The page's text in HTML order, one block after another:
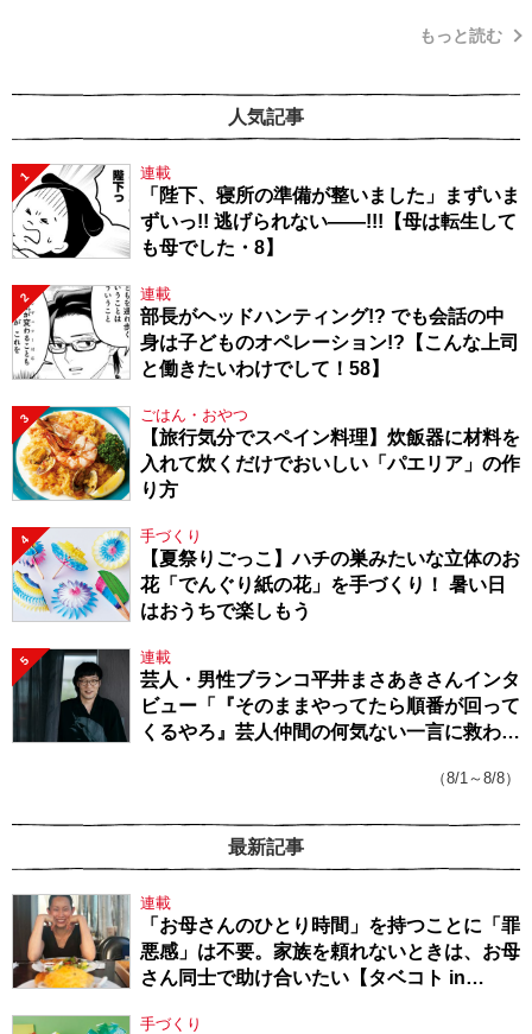
もっと読む
人気記事
1 連載
「陛下、寝所の準備が整いました」まずいま
ずいっ!! 逃げられない――!!!【母は転生して
も母でした・8】
2 連載
部長がヘッドハンティング!? でも会話の中
身は子どものオペレーション!?【こんな上司
と働きたいわけでして！58】
3 ごはん・おやつ
【旅行気分でスペイン料理】炊飯器に材料を
入れて炊くだけでおいしい「パエリア」の作
り方
4 手づくり
【夏祭りごっこ】ハチの巣みたいな立体のお
花「でんぐり紙の花」を手づくり！ 暑い日
はおうちで楽しもう
5 連載
芸人・男性ブランコ平井まさあきさんインタ
ビュー「『そのままやってたら順番が回って
くるやろ』芸人仲間の何気ない一言に救われ
（8/1～8/8）
最新記事
連載
「お母さんのひとり時間」を持つことに「罪
悪感」は不要。家族を頼れないときは、お母
さん同士で助け合いたい【タベコト in
手づくり